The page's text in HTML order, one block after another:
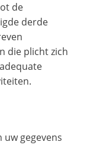
de
derde
die plicht zich
gegevens